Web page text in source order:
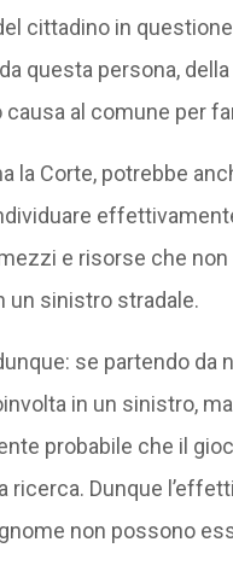
cittadino in
questa persona,
causa al comune per
la Corte, potrebbe
e risorse che
un sinistro stradale.
se partendo da
in un sinistro,
probabile che il
ricerca. Dunque
non possono